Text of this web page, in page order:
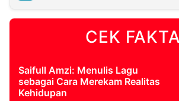
CEK FAKTA
Saifull Amzi: Menulis Lagu
sebagai Cara Merekam Realitas
Kehidupan